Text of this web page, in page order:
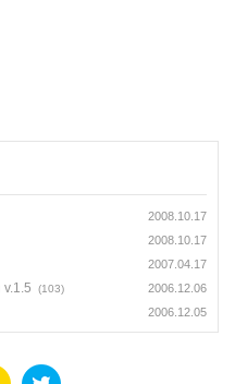
2008.10.17
2008.10.17
2007.04.17
(103) 2006.12.06
2006.12.05